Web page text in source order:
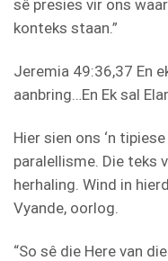
sê presies vir ons
konteks staan.”
Jeremia 49:36,37 En
aanbring…En Ek sal
Hier sien ons ‘n
paralellisme. Die teks
herhaling. Wind in
Vyande, oorlog.
“So sê die Here van